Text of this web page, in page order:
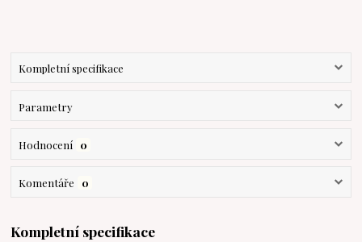
Kompletní specifikace
Parametry
Hodnocení 0
Komentáře 0
Kompletní specifikace